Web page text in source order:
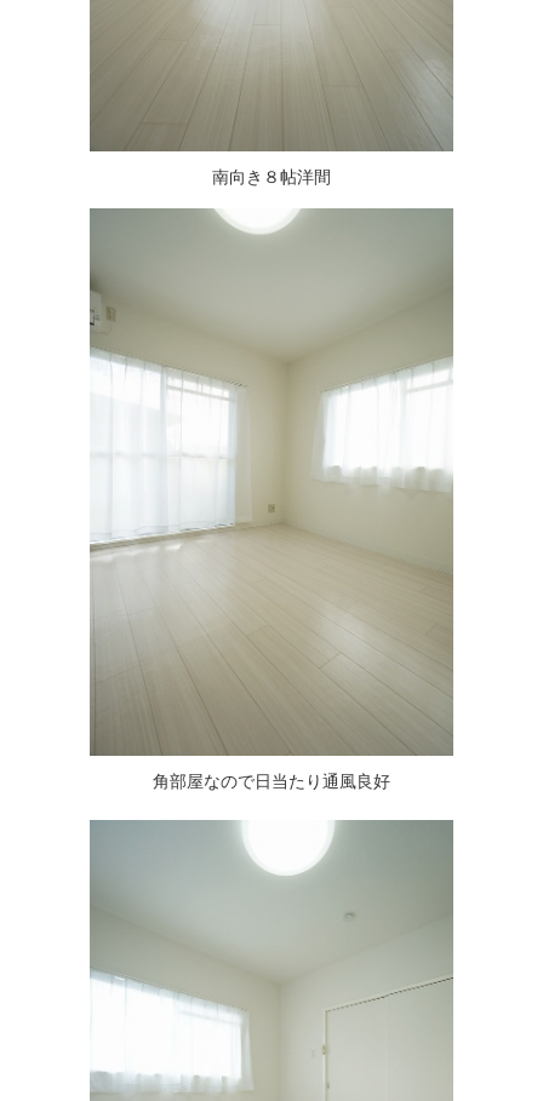
南向き８帖洋間
角部屋なので日当たり通風良好